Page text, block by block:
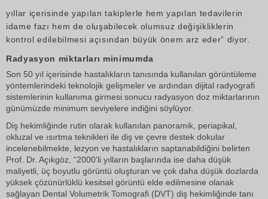
yıllar içerisinde yapılan takiplerle hem yapılan tedavilerin
idame fazı hem de oluşabilecek olumsuz değişikliklerin
kontrol edilebilmesi açısından büyük önem arz eder” diyor.
Radyasyon miktarları minimumda
Son 50 yıl içerisinde hastalıkların tanısında kullanılan görüntüleme
yöntemlerindeki teknolojik gelişmeler ve ardından dijital radyografi
sistemlerinin kullanıma girmesi sonucu radyasyon doz miktarlarının
günümüzde minimum seviyelere indiğini söylüyor.
Diş hekimliğinde rutin olarak kullanılan panoramik, periapikal,
okluzal ve ısırtma teknikleri ile diş ve çevre destek dokular
incelenebilmekte, lezyon ve hastalıkların saptanabildiğini belirten
Prof. Dr. Açıkgöz, “2000’li yılların başlarında ise daha düşük
maliyetli, üç boyutlu görüntü oluşturan ve çok daha düşük dozlarda
yüksek çözünürlüklü kesitsel görüntü elde edilmesine olanak
sağlayan Dental Volumetrik Tomografi (DVT) diş hekimliğinde tanı